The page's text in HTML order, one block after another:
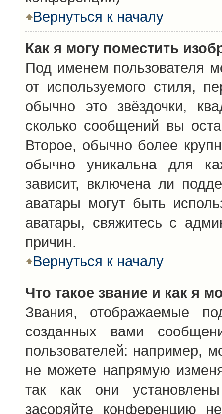
Вернуться к началу
Как я могу поместить
Под именем пользователя
от используемого стиля,
обычно это звёздочки,
сколько сообщений вы
Второе, обычно более
обычно уникальна для
зависит, включена ли
аватары могут быть
аватары, свяжитесь с
причин.
Вернуться к началу
Что такое звание и как я
Звания, отображаемые
созданных вами
пользователей: например,
не можете напрямую
так как они
засоряйте конференцию